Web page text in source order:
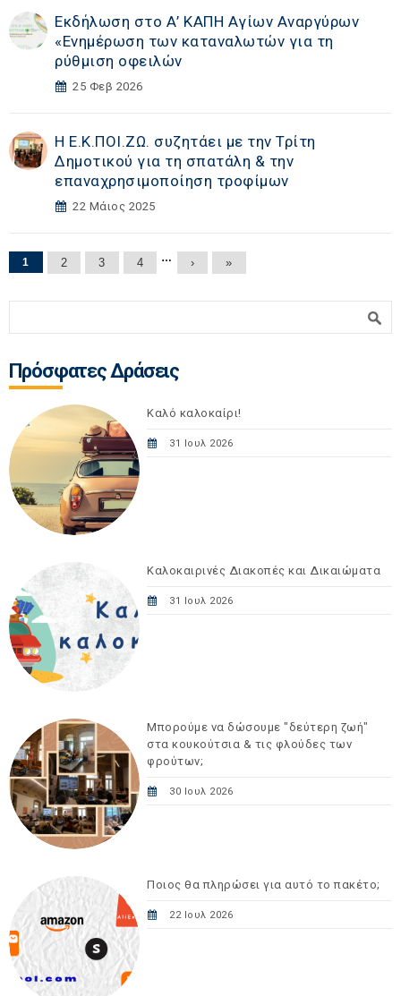
Εκδήλωση στο Α’ ΚΑΠΗ Αγίων Αναργύρων
«Eνημέρωση των καταναλωτών για τη
ρύθμιση οφειλών
25 Φεβ 2026
Η Ε.Κ.ΠΟΙ.ΖΩ. συζητάει με την Τρίτη
Δημοτικού για τη σπατάλη & την
επαναχρησιμοποίηση τροφίμων
22 Μάιος 2025
Σελίδες
1 2 3 4 … › »
Πρόσφατες Δράσεις
Καλό καλοκαίρι!
31 Ιουλ 2026
Καλοκαιρινές Διακοπές και Δικαιώματα
31 Ιουλ 2026
Μπορούμε να δώσουμε "δεύτερη ζωή"
στα κουκούτσια & τις φλούδες των
φρούτων;
30 Ιουλ 2026
Ποιος θα πληρώσει για αυτό το πακέτο;
22 Ιουλ 2026